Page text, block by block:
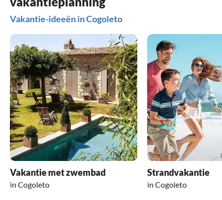
Vakantie-ideeën in Cogoleto
Vakantie met zwembad
in Cogoleto
Strandvakantie
in Cogoleto